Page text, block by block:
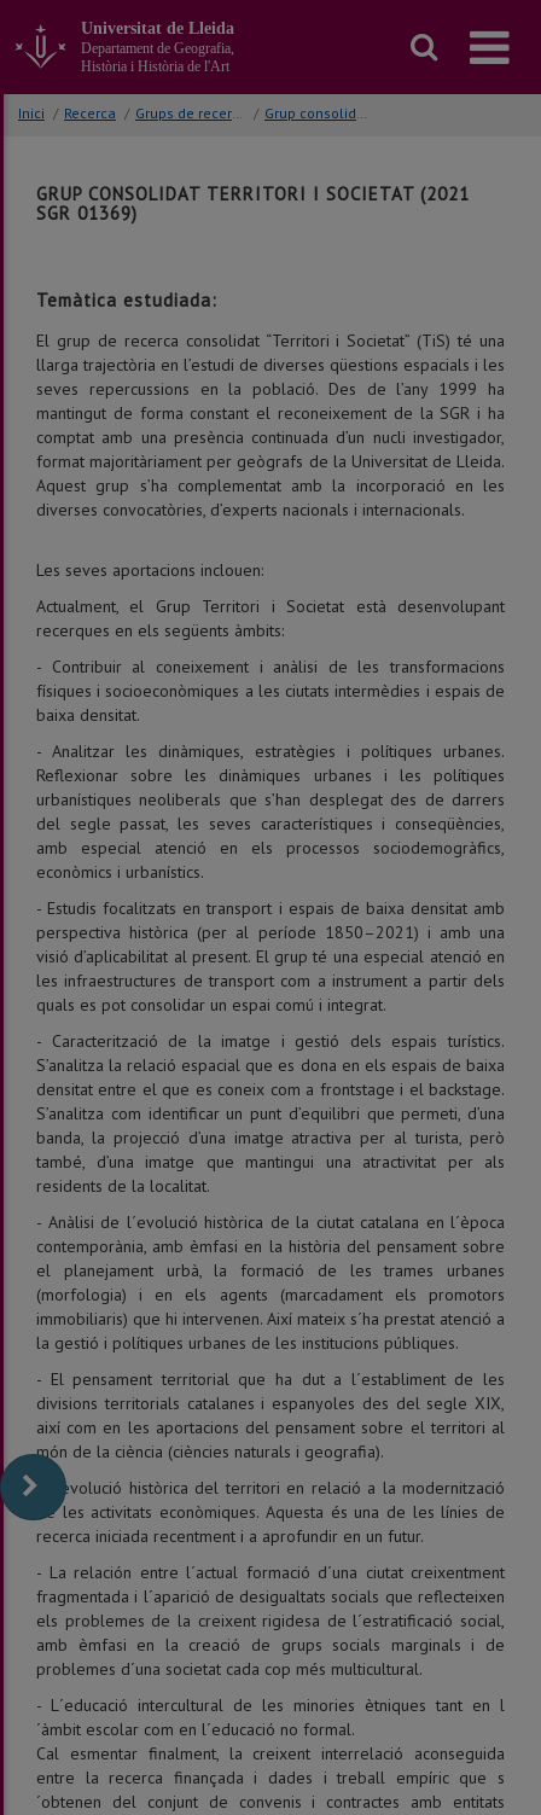
contingut
Universitat de Lleida
Departament de Geografia,
Història i Història de l'Art
Inici / Recerca / Grups de recerca consolidats / Grup consolidat territori i societat
GRUP CONSOLIDAT TERRITORI I SOCIETAT (2021
SGR 01369)
Temàtica estudiada:
El grup de recerca consolidat “Territori i Societat” (TiS) té una
llarga trajectòria en l’estudi de diverses qüestions espacials i les
seves repercussions en la població. Des de l’any 1999 ha
mantingut de forma constant el reconeixement de la SGR i ha
comptat amb una presència continuada d’un nucli investigador,
format majoritàriament per geògrafs de la Universitat de Lleida.
Aquest grup s’ha complementat amb la incorporació en les
diverses convocatòries, d’experts nacionals i internacionals.
Les seves aportacions inclouen:
Actualment, el Grup Territori i Societat està desenvolupant
recerques en els següents àmbits:
- Contribuir al coneixement i anàlisi de les transformacions
físiques i socioeconòmiques a les ciutats intermèdies i espais de
baixa densitat.
- Analitzar les dinàmiques, estratègies i polítiques urbanes.
Reflexionar sobre les dinàmiques urbanes i les polítiques
urbanístiques neoliberals que s’han desplegat des de darrers
del segle passat, les seves característiques i conseqüències,
amb especial atenció en els processos sociodemogràfics,
econòmics i urbanístics.
- Estudis focalitzats en transport i espais de baixa densitat amb
perspectiva històrica (per al període 1850–2021) i amb una
visió d’aplicabilitat al present. El grup té una especial atenció en
les infraestructures de transport com a instrument a partir dels
quals es pot consolidar un espai comú i integrat.
- Caracterització de la imatge i gestió dels espais turístics.
S’analitza la relació espacial que es dona en els espais de baixa
densitat entre el que es coneix com a frontstage i el backstage.
S’analitza com identificar un punt d’equilibri que permeti, d’una
banda, la projecció d’una imatge atractiva per al turista, però
també, d’una imatge que mantingui una atractivitat per als
residents de la localitat.
- Anàlisi de l´evolució històrica de la ciutat catalana en l´època
contemporània, amb èmfasi en la història del pensament sobre
el planejament urbà, la formació de les trames urbanes
(morfologia) i en els agents (marcadament els promotors
immobiliaris) que hi intervenen. Així mateix s´ha prestat atenció a
la gestió i polítiques urbanes de les institucions públiques.
- El pensament territorial que ha dut a l´establiment de les
divisions territorials catalanes i espanyoles des del segle XIX,
així com en les aportacions del pensament sobre el territori al
món de la ciència (ciències naturals i geografia).
- L´evolució històrica del territori en relació a la modernització
de les activitats econòmiques. Aquesta és una de les línies de
recerca iniciada recentment i a aprofundir en un futur.
- La relación entre l´actual formació d´una ciutat creixentment
fragmentada i l´aparició de desigualtats socials que reflecteixen
els problemes de la creixent rigidesa de l´estratificació social,
amb èmfasi en la creació de grups socials marginals i de
problemes d´una societat cada cop més multicultural.
- L´educació intercultural de les minories ètniques tant en l
´àmbit escolar com en l´educació no formal.
Cal esmentar finalment, la creixent interrelació aconseguida
entre la recerca finançada i dades i treball empíric que s
´obtenen del conjunt de convenis i contractes amb entitats